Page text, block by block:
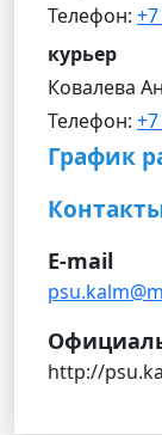
Телефон:
курьер
Ковалева
Телефон:
График
E-mail
http://